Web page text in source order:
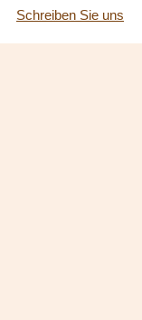
Schreiben Sie uns